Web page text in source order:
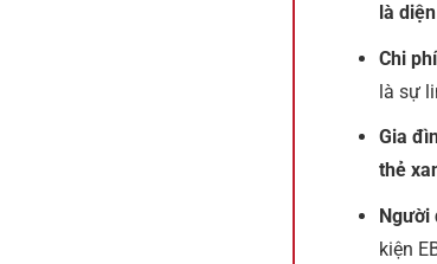
là
Chi
là sự
Gia
thẻ
Người
kiện